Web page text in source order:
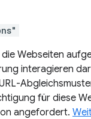
Webseiten
interagieren
für diese
angefordert.